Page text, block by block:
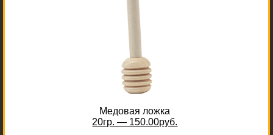
Медовая ложка
20гр. — 150.00руб.